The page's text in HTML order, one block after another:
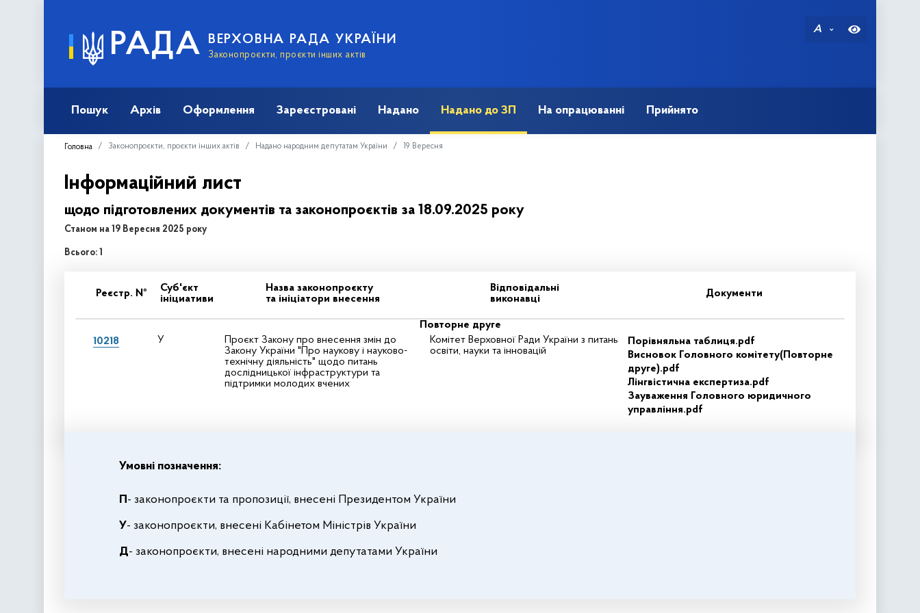
РАДА ВЕРХОВНА РАДА УКРАЇНИ
Законопроєкти, проєкти інших актів
A
Пошук Архів Оформлення Зареєстровані Надано Надано до ЗП На опрацюванні Прийнято
Головна Законопроєкти, проєкти інших актів Надано народним депутатам України 19 Вересня
Інформаційний лист
щодо підготовлених документів та законопроєктів за 18.09.2025 року
Станом на 19 Вересня 2025 року
Всього: 1
Реєстр. №
Суб'єкт
ініциативи
Назва законопроєкту
та ініціатори внесення
Відповідальні
виконавці
Документи
Повторне друге
10218
У
Проєкт Закону про внесення змін до
Закону України "Про наукову і науково-
технічну діяльність" щодо питань
дослідницької інфраструктури та
підтримки молодих вчених
Комітет Верховної Ради України з питань
освіти, науки та інновацій
Порівняльна таблиця.pdf
Висновок Головного комітету(Повторне
друге).pdf
Лінгвістична експертиза.pdf
Зауваження Головного юридичного
управління.pdf
Умовні позначення:
П- законопроєкти та пропозиції, внесені Президентом України
У- законопроєкти, внесені Кабінетом Міністрів України
Д- законопроєкти, внесені народними депутатами України